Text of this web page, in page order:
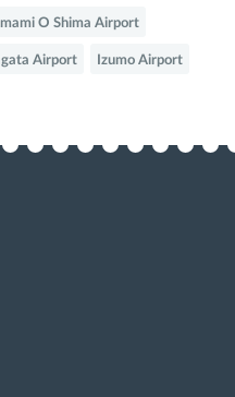
O Shima Airport
Airport Izumo Airport